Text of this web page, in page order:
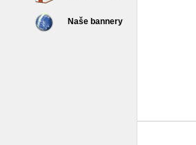
Naše bannery